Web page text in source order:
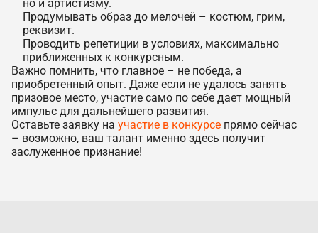
но и артистизму.
Продумывать образ до мелочей – костюм, грим,
реквизит.
Проводить репетиции в условиях, максимально
приближенных к конкурсным.
Важно помнить, что главное – не победа, а
приобретенный опыт. Даже если не удалось занять
призовое место, участие само по себе дает мощный
импульс для дальнейшего развития.
Оставьте заявку на участие в конкурсе прямо сейчас
– возможно, ваш талант именно здесь получит
заслуженное признание!